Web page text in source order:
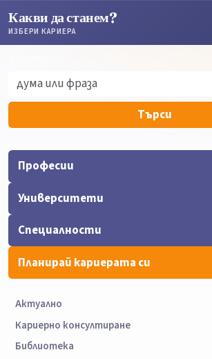
Какви да станем?
ИЗБЕРИ КАРИЕРА
Търси
Професии
Университети
Специалности
Планирай кариерата си
Актуално
Кариерно консултиране
Библиотека